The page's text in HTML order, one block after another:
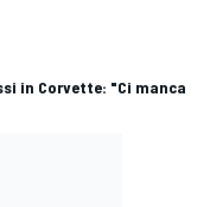
in Corvette: "Ci manca